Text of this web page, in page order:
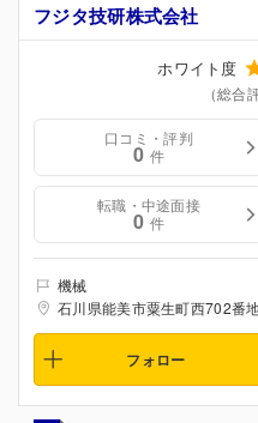
フジタ技研株式会社
ホワイト度
（総合
口コミ・評判
0 件
転職・中途面接
0 件
機械
石川県能美市粟生町西702番
フォロー